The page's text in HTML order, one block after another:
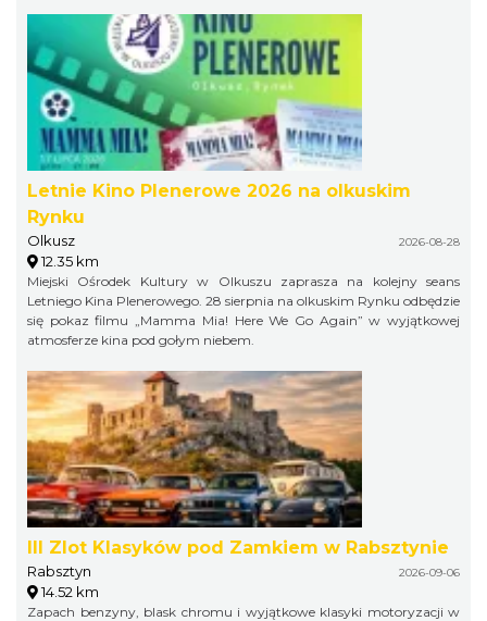
Letnie Kino Plenerowe 2026 na olkuskim
Rynku
Olkusz 2026-08-28
12.35 km
Miejski Ośrodek Kultury w Olkuszu zaprasza na kolejny seans
Letniego Kina Plenerowego. 28 sierpnia na olkuskim Rynku odbędzie
się pokaz filmu „Mamma Mia! Here We Go Again” w wyjątkowej
atmosferze kina pod gołym niebem.
III Zlot Klasyków pod Zamkiem w Rabsztynie
Rabsztyn 2026-09-06
14.52 km
Zapach benzyny, blask chromu i wyjątkowe klasyki motoryzacji w